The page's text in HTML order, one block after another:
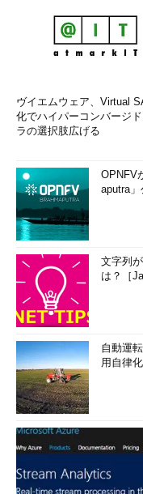
ヴイエムウェア、Virtual
化でハイパーコンバージ
ラの選択肢広げる
OPNFV
aputra」
文字列
は？［
自動運
用自律